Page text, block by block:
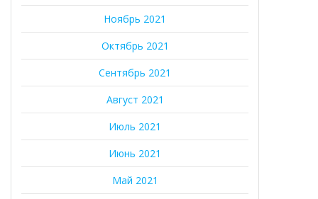
Ноябрь 2021
Октябрь 2021
Сентябрь 2021
Август 2021
Июль 2021
Июнь 2021
Май 2021